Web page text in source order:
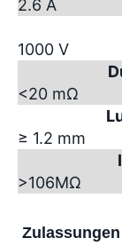
2.6 A
1000 V
<20 mΩ
≥ 1.2 mm
>106MΩ